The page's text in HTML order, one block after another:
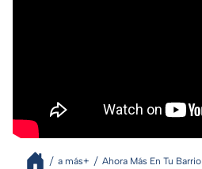
a más+ Ahora Más En Tu Barrio